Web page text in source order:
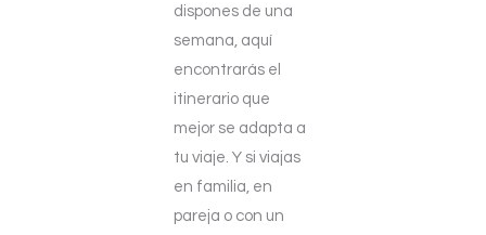
dispones de una
semana, aquí
encontrarás el
itinerario que
mejor se adapta a
tu viaje. Y si viajas
en familia, en
pareja o con un